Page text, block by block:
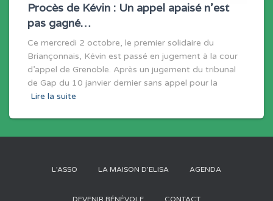
Procès de Kévin : Un appel apaisé n’est
pas gagné…
Ce mercredi 2 octobre, le premier solidaire du
Briançonnais, Kévin est passé en jugement à la cour
d’appel de Grenoble. Après un jugement du tribunal
de Gap du 10 janvier dernier sans appel pour la
Lire la suite
L’ASSO LA MAISON D’ELISA AGENDA